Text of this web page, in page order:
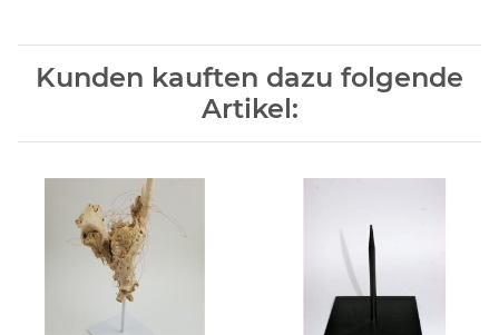
Kunden kauften dazu folgende
Artikel: